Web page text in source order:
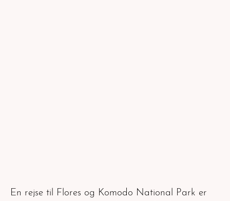
En rejse til Flores og Komodo National Park er